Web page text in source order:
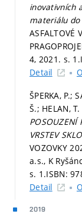
inovativních
materiálu do
ASFALTOVÉ
4, 2021. s. 1.
Detail
ŠPERKA, P.;
Š.; HELAN, T.
POSOUZENÍ
VRSTEV
VOZOVKY
a.s., K
s. 1.ISBN:
Detail
2019